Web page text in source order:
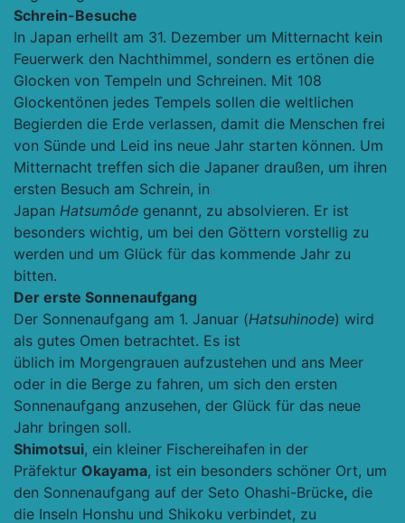
Schrein-Besuche
In Japan erhellt am 31. Dezember um Mitternacht kein
Feuerwerk den Nachthimmel, sondern es ertönen die
Glocken von Tempeln und Schreinen. Mit 108
Glockentönen jedes Tempels sollen die weltlichen
Begierden die Erde verlassen, damit die Menschen frei
von Sünde und Leid ins neue Jahr starten können. Um
Mitternacht treffen sich die Japaner draußen, um ihren
ersten Besuch am Schrein, in
Japan Hatsumôde genannt, zu absolvieren. Er ist
besonders wichtig, um bei den Göttern vorstellig zu
werden und um Glück für das kommende Jahr zu
bitten.
Der erste Sonnenaufgang
Der Sonnenaufgang am 1. Januar (Hatsuhinode) wird
als gutes Omen betrachtet. Es ist
üblich im Morgengrauen aufzustehen und ans Meer
oder in die Berge zu fahren, um sich den ersten
Sonnenaufgang anzusehen, der Glück für das neue
Jahr bringen soll.
Shimotsui, ein kleiner Fischereihafen in der
Präfektur Okayama, ist ein besonders schöner Ort, um
den Sonnenaufgang auf der Seto Ohashi-Brücke, die
die Inseln Honshu und Shikoku verbindet, zu